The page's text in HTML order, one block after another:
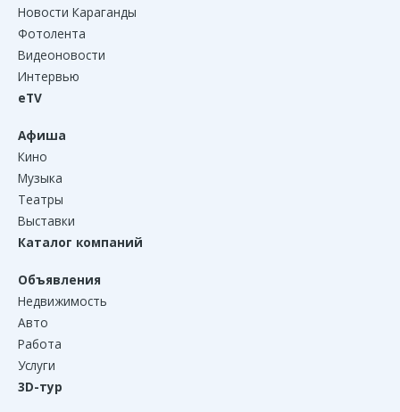
Новости Караганды
Фотолента
Видеоновости
Интервью
eTV
Афиша
Кино
Музыка
Театры
Выставки
Каталог компаний
Объявления
Недвижимость
Авто
Работа
Услуги
3D-тур